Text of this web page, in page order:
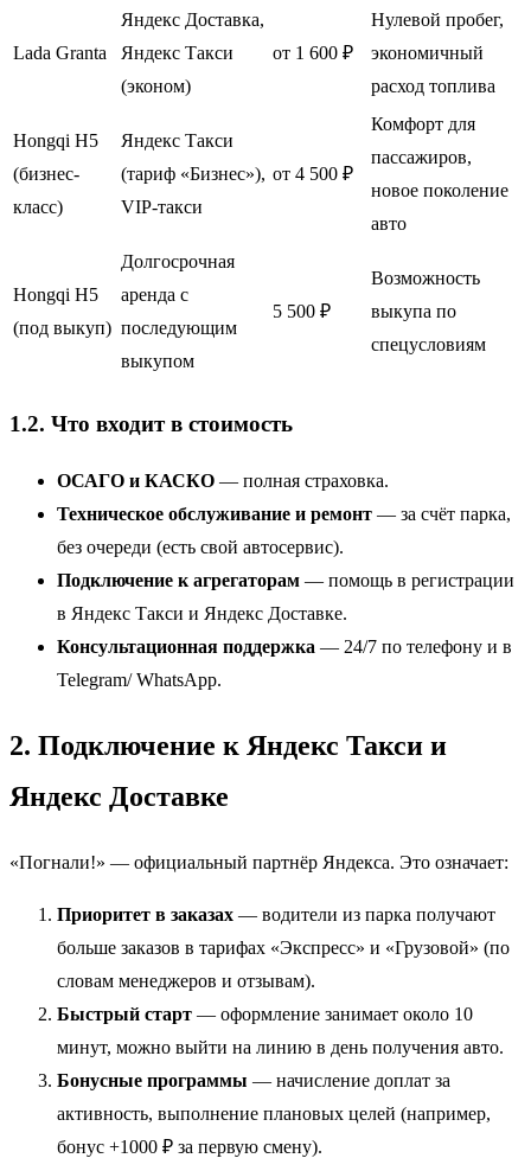
Lada Granta
Яндекс Доставка,
Яндекс Такси
(эконом)
от 1 600 ₽
Нулевой пробег,
экономичный
расход топлива
Hongqi H5
(бизнес-
класс)
Яндекс Такси
(тариф «Бизнес»),
VIP-такси
от 4 500 ₽
Комфорт для
пассажиров,
новое поколение
авто
Hongqi H5
(под выкуп)
Долгосрочная
аренда с
последующим
выкупом
5 500 ₽
Возможность
выкупа по
спецусловиям
1.2. Что входит в стоимость
ОСАГО и КАСКО — полная страховка.
Техническое обслуживание и ремонт — за счёт парка,
без очереди (есть свой автосервис).
Подключение к агрегаторам — помощь в регистрации
в Яндекс Такси и Яндекс Доставке.
Консультационная поддержка — 24/7 по телефону и в
Telegram/ WhatsApp.
2. Подключение к Яндекс Такси и
Яндекс Доставке
«Погнали!» — официальный партнёр Яндекса. Это означает:
Приоритет в заказах — водители из парка получают
больше заказов в тарифах «Экспресс» и «Грузовой» (по
словам менеджеров и отзывам).
Быстрый старт — оформление занимает около 10
минут, можно выйти на линию в день получения авто.
Бонусные программы — начисление доплат за
активность, выполнение плановых целей (например,
бонус +1000 ₽ за первую смену).